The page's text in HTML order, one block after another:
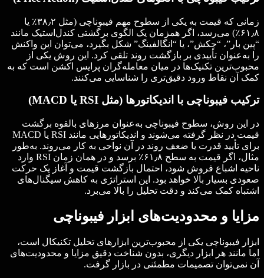
زمانی که قیمت به یکی از سطوح مهم فیبوناچی (مثل ۳۸٫۲٪ یا
۶۱٫۸٪) می‌رسد، اگر همزمان یک الگوی برگشتی کندل‌استیک مانند
“پین بار”، “چکش”، یا “انگالفینگ” شکل بگیرد، می‌توان این واکنش
را به‌عنوان تأییدی بر بازگشت روند تلقی کرد. این روش یکی از
محبوب‌ترین تکنیک‌ها در میان معامله‌گران پرایس اکشن است که به
کمک آن نقاط ورود دقیق‌تری را شناسایی می‌کنند.
ترکیب فیبوناچی با اندیکاتورها (مثل RSI یا MACD
)
در این روش، سطوح فیبوناچی به‌عنوان مرزهای بالقوه برگشت
قیمت در نظر گرفته می‌شوند و اندیکاتورهایی مانند RSI یا MACD
برای تأیید قدرت یا ضعف روند در آن نواحی به کار می‌روند. به‌طور
مثال، اگر قیمت به سطح ۶۱٫۸٪ برسد و در همان زمان RSI وارد
ناحیه اشباع فروش شود، احتمال بازگشت قیمت و آغاز یک حرکت
صعودی بسیار بالا خواهد بود. این استراتژی به کاهش سیگنال‌های
اشتباه کمک می‌کند و دقت تحلیل را بالا می‌برد.
مزایا و محدودیت‌های ابزار فیبوناچی
ابزار فیبوناچی یکی از محبوب‌ترین ابزارهای تحلیل تکنیکال است،
اما مانند هر ابزار دیگری، بدون شناخت دقیق مزایا و محدودیت‌های
آن نمی‌توان تصمیمات مطمئنی در بازار گرفت.